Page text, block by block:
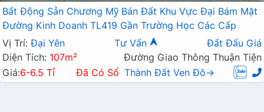
Bất Động Sản Chương Mỹ Bán Đất Khu Vực Đại Bám Mặt
Đường Kinh Doanh TL419 Gần Trường Học Các Cấp
Vị Trí: Đại Yên Tư Vấn
Đất Đấu Giá
Diện Tích: 107m²
Đường Giao Thông Thuận Tiện
Giá:6-6.5 Tỉ Đã Có Sổ Thành Đất Ven Đô→